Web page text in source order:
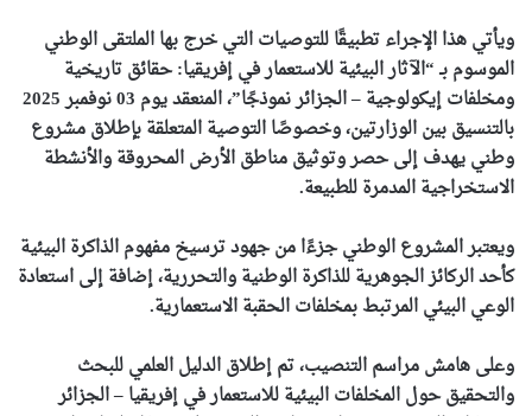
ويأتي هذا الإجراء تطبيقًا للتوصيات التي خرج بها الملتقى الوطني
الموسوم بـ “الآثار البيئية للاستعمار في إفريقيا: حقائق تاريخية
ومخلفات إيكولوجية – الجزائر نموذجًا”، المنعقد يوم 03 نوفمبر 2025
بالتنسيق بين الوزارتين، وخصوصًا التوصية المتعلقة بإطلاق مشروع
وطني يهدف إلى حصر وتوثيق مناطق الأرض المحروقة والأنشطة
الاستخراجية المدمرة للطبيعة.
ويعتبر المشروع الوطني جزءًا من جهود ترسيخ مفهوم الذاكرة البيئية
كأحد الركائز الجوهرية للذاكرة الوطنية والتحررية، إضافة إلى استعادة
الوعي البيئي المرتبط بمخلفات الحقبة الاستعمارية.
وعلى هامش مراسم التنصيب، تم إطلاق الدليل العلمي للبحث
والتحقيق حول المخلفات البيئية للاستعمار في إفريقيا – الجزائر